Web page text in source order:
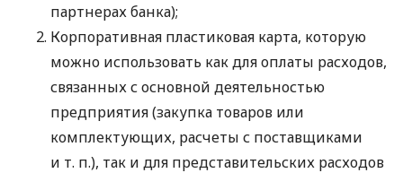
партнерах банка);
Корпоративная пластиковая карта, которую
можно использовать как для оплаты расходов,
связанных с основной деятельностью
предприятия (закупка товаров или
комплектующих, расчеты с поставщиками
и т. п.), так и для представительских расходов